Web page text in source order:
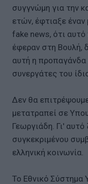
συγγνώμη για την
ετών, έφτιαξε
fake news, ότι
έφεραν στη Βουλή,
αυτή η
συνεργάτες του
Δεν θα
μετατραπεί σε
Γεωργιάδη. Γι'
συγκεκριμένου
ελληνική κοινωνία.
Το Εθνικό Σύστημα